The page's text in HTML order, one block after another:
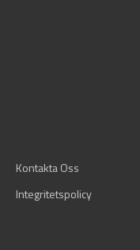
Kontakta Oss
Integritetspolicy